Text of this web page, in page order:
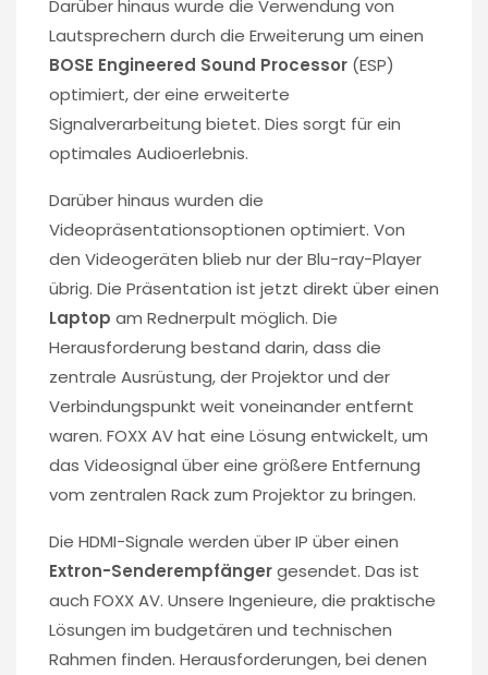
Darüber hinaus wurde die Verwendung von
Lautsprechern durch die Erweiterung um einen
BOSE Engineered Sound Processor (ESP)
optimiert, der eine erweiterte
Signalverarbeitung bietet. Dies sorgt für ein
optimales Audioerlebnis.
Darüber hinaus wurden die
Videopräsentationsoptionen optimiert. Von
den Videogeräten blieb nur der Blu-ray-Player
übrig. Die Präsentation ist jetzt direkt über einen
Laptop am Rednerpult möglich. Die
Herausforderung bestand darin, dass die
zentrale Ausrüstung, der Projektor und der
Verbindungspunkt weit voneinander entfernt
waren. FOXX AV hat eine Lösung entwickelt, um
das Videosignal über eine größere Entfernung
vom zentralen Rack zum Projektor zu bringen.
Die HDMI-Signale werden über IP über einen
Extron-Senderempfängergesendet. Das ist
auch FOXX AV. Unsere Ingenieure, die praktische
Lösungen im budgetären und technischen
Rahmen finden. Herausforderungen, bei denen